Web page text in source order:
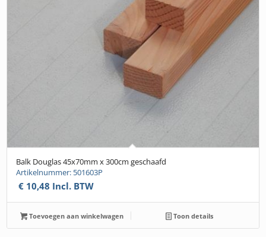
Balk Douglas 45x70mm x 300cm geschaafd
Artikelnummer: 501603P
€ 10,48 Incl. BTW
Toevoegen aan winkelwagen Toon details